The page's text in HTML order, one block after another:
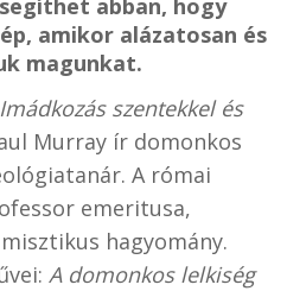
abban, hogy
amikor alázatosan és
magunkat.
Imádkozás szentekkel és
Murray ír domonkos
A római
emeritusa,
hagyomány.
A domonkos lelkiség